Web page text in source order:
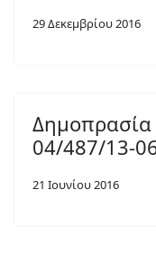
29 Δεκεμβρίου 2016
04/487/13-
21 Ιουνίου 2016